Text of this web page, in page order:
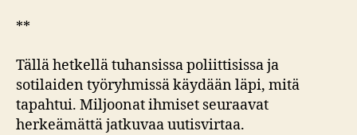
**
Tällä hetkellä tuhansissa poliittisissa ja
sotilaiden työryhmissä käydään läpi, mitä
tapahtui. Miljoonat ihmiset seuraavat
herkeämättä jatkuvaa uutisvirtaa.